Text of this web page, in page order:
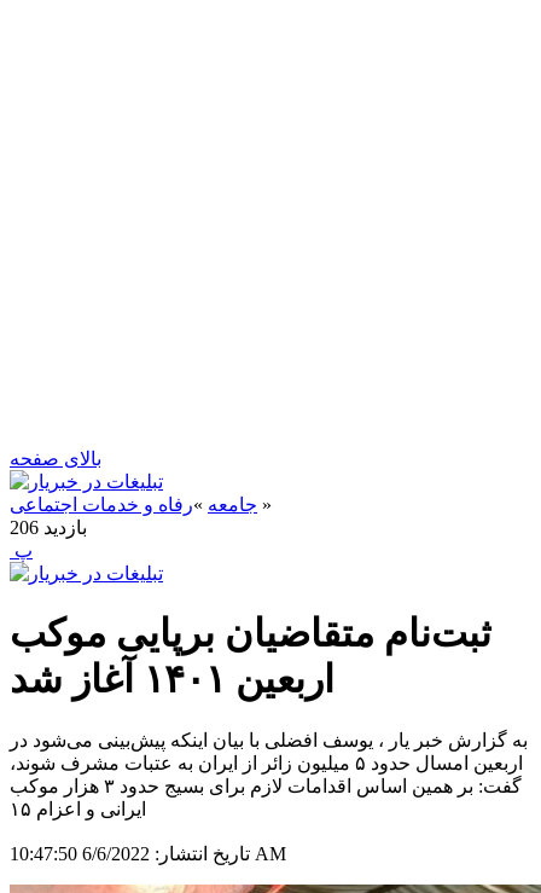
بالای صفحه
جامعه »رفاه و خدمات اجتماعی
»
206 بازدید
‍ پ
ثبت‌نام متقاضیان برپایی موکب
اربعین ۱۴۰۱ آغاز شد
به گزارش خبر یار ، یوسف افضلی با بیان اینکه پیش‌بینی می‌شود در
اربعین امسال حدود ۵ میلیون زائر از ایران به عتبات مشرف شوند،
گفت: بر همین اساس اقدامات لازم برای بسیج حدود ۳ هزار موکب
ایرانی و اعزام ۱۵
تاریخ انتشار: 6/6/2022 10:47:50 AM